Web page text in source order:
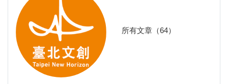
所有文章（64）